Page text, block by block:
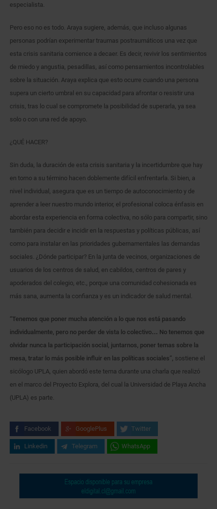
especialista.
Pero eso no es todo. Araya sugiere, además, que incluso algunas
personas podrían experimentar traumas postraumáticos una vez que
esta crisis sanitaria comience a decaer. Es decir, revivir los sentimientos
de miedo y angustia, pesadillas, así como pensamientos incontrolables
sobre la situación. Araya explica que esto ocurre cuando una persona
supera un cierto umbral en su capacidad para afrontar o resistir una
crisis, tras lo cual se compromete la posibilidad de superarla, ya sea
solo o con una red de apoyo.
¿QUÉ HACER?
Sin duda, la duración de esta crisis sanitaria y la incertidumbre que hay
en torno a su término hacen doblemente difícil enfrentarla. Si bien, a
nivel individual, asegura que es un tiempo de autoconocimiento y de
aprender a leer nuestro mundo interior, el profesional coloca énfasis en
abordar esta experiencia en forma colectiva, no sólo para compartir, sino
también para decidir e incidir en la respuestas y políticas públicas, así
como para instalar en las prioridades gubernamentales las demandas
sociales. ¿Dónde participar? En la junta de vecinos, organizaciones de
usuarios de los centros de salud, en cabildos, centros de pares y
apoderados del colegio, etc., porque una comunidad cohesionada es
más sana, aumenta la confianza y es un indicador de salud mental.
“Tenemos que poner mucha atención a lo que nos está pasando
individualmente, pero no perder de vista lo colectivo… No tenemos que
olvidar nunca la participación social, juntarnos, poner temas sobre la
mesa, tratar lo más posible influir en las políticas sociales”, sostiene el
sicólogo UPLA, quien abordó este tema durante una charla que realizó
en el marco del Proyecto Explora, del cual la Universidad de Playa Ancha
(UPLA) es parte.
Facebook GooglePlus Twitter
Linkedin Telegram WhatsApp